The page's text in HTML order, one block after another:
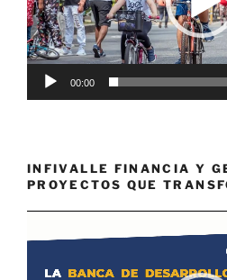
00:00
INFIVALLE FINANCIA Y
PROYECTOS QUE
de